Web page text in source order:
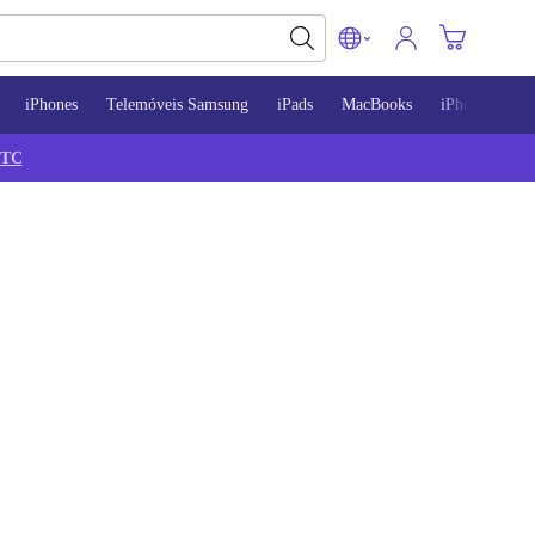
iPhones Telemóveis Samsung iPads MacBooks iPhone 13
TC